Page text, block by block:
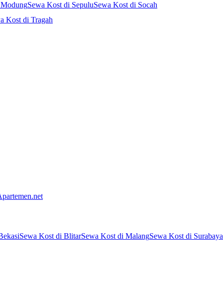
Sewa Kost di SepuluSewa Kost di Socah
Kost di Tragah
Sewa Kost di BlitarSewa Kost di MalangSewa Kost di Surabaya